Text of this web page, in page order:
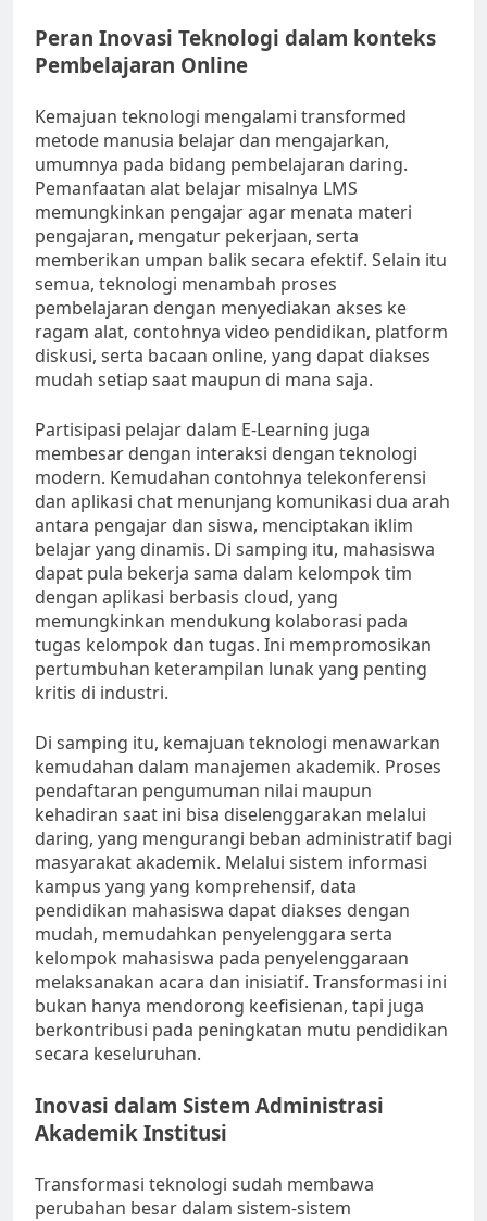
Peran Inovasi Teknologi dalam konteks
Pembelajaran Online
Kemajuan teknologi mengalami transformed
metode manusia belajar dan mengajarkan,
umumnya pada bidang pembelajaran daring.
Pemanfaatan alat belajar misalnya LMS
memungkinkan pengajar agar menata materi
pengajaran, mengatur pekerjaan, serta
memberikan umpan balik secara efektif. Selain itu
semua, teknologi menambah proses
pembelajaran dengan menyediakan akses ke
ragam alat, contohnya video pendidikan, platform
diskusi, serta bacaan online, yang dapat diakses
mudah setiap saat maupun di mana saja.
Partisipasi pelajar dalam E-Learning juga
membesar dengan interaksi dengan teknologi
modern. Kemudahan contohnya telekonferensi
dan aplikasi chat menunjang komunikasi dua arah
antara pengajar dan siswa, menciptakan iklim
belajar yang dinamis. Di samping itu, mahasiswa
dapat pula bekerja sama dalam kelompok tim
dengan aplikasi berbasis cloud, yang
memungkinkan mendukung kolaborasi pada
tugas kelompok dan tugas. Ini mempromosikan
pertumbuhan keterampilan lunak yang penting
kritis di industri.
Di samping itu, kemajuan teknologi menawarkan
kemudahan dalam manajemen akademik. Proses
pendaftaran pengumuman nilai maupun
kehadiran saat ini bisa diselenggarakan melalui
daring, yang mengurangi beban administratif bagi
masyarakat akademik. Melalui sistem informasi
kampus yang yang komprehensif, data
pendidikan mahasiswa dapat diakses dengan
mudah, memudahkan penyelenggara serta
kelompok mahasiswa pada penyelenggaraan
melaksanakan acara dan inisiatif. Transformasi ini
bukan hanya mendorong keefisienan, tapi juga
berkontribusi pada peningkatan mutu pendidikan
secara keseluruhan.
Inovasi dalam Sistem Administrasi
Akademik Institusi
Transformasi teknologi sudah membawa
perubahan besar dalam sistem-sistem